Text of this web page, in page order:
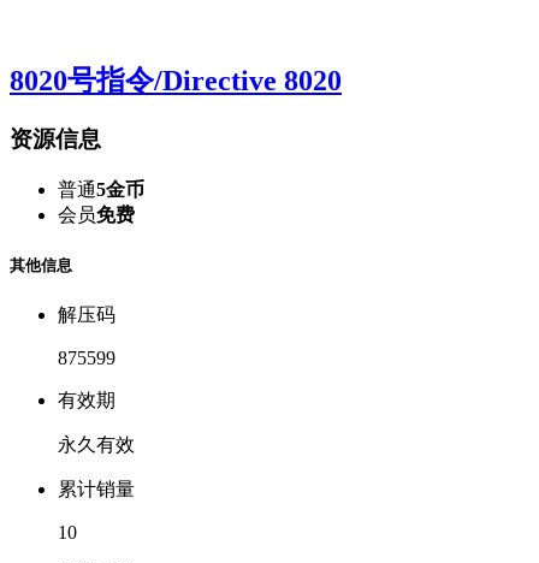
8020号指令/Directive 8020
资源信息
普通5金币
会员免费
其他信息
解压码
875599
有效期
永久有效
累计销量
10